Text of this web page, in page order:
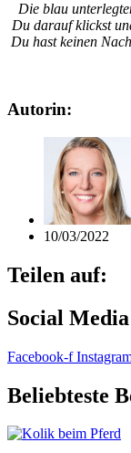
Die blau
Du darauf klickst
Du hast keinen
Autorin:
10/03/2022
Teilen auf:
Social Media
Facebook-f
Beliebteste